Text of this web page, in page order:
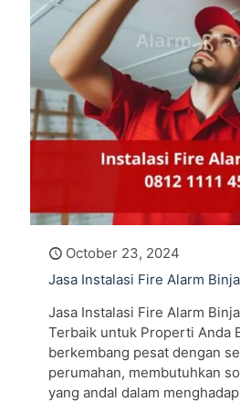
October 23, 2024
Jasa Instalasi Fire Alarm
Jasa Instalasi Fire Alarm
Terbaik untuk Properti Anda
berkembang pesat dengan
perumahan, membutuhkan
yang andal dalam